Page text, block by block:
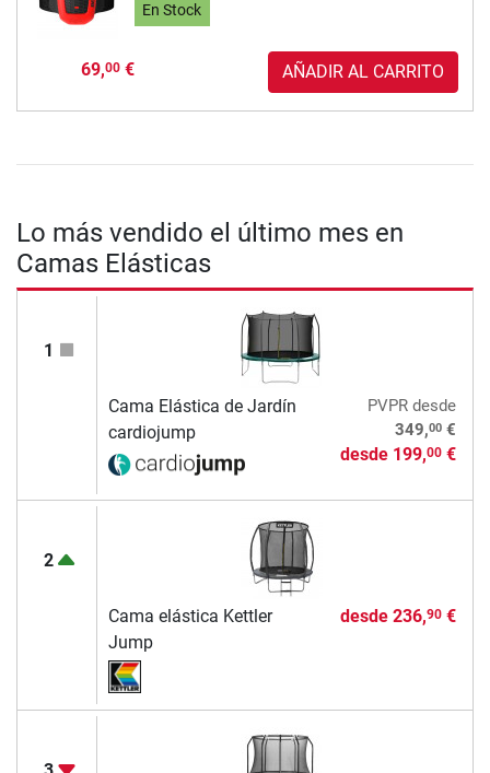
En Stock
69,00€ AÑADIR AL CARRITO
Lo más vendido el último mes en
Camas Elásticas
1
Cama Elástica de Jardín
cardiojump
PVPRdesde
349,00€
desde 199,00€
2
Cama elástica Kettler
Jump
desde 236,90€